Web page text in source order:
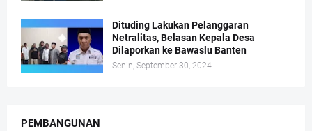
Dituding Lakukan Pelanggaran
Netralitas, Belasan Kepala Desa
Dilaporkan ke Bawaslu Banten
Senin, September 30, 2024
PEMBANGUNAN